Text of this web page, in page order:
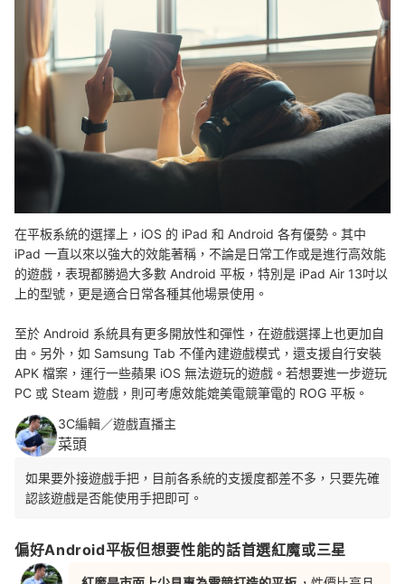
在平板系統的選擇上，iOS 的 iPad 和 Android 各有優勢。其中
iPad 一直以來以強大的效能著稱，不論是日常工作或是進行高效能
的遊戲，表現都勝過大多數 Android 平板， 特別是 iPad Air 13吋以
上的型號， 更是適合日常各種其他場景使用。
至於 Android 系統具有更多開放性和彈性，在遊戲選擇上也更加自
由。另外，如 Samsung Tab 不僅內建遊戲模式，還支援自行安裝
APK 檔案，運行一些蘋果 iOS 無法遊玩的遊戲。若想要進一步遊玩
PC 或 Steam 遊戲，則可考慮效能媲美電競筆電的 ROG 平板。
3C編輯／遊戲直播主
菜頭
如果要外接遊戲手把，目前各系統的支援度都差不多，只要先確
認該遊戲是否能使用手把即可。
偏好Android平板但想要性能的話首選紅魔或三星